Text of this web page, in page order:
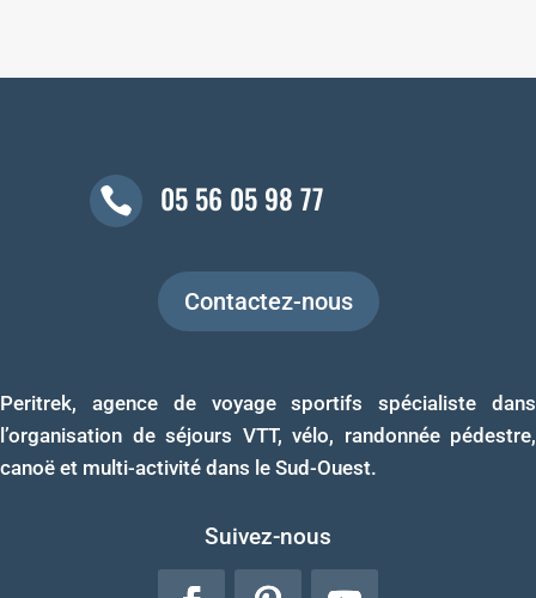
 05 56 05 98 77
Contactez-nous
Peritrek, agence de voyage sportifs spécialiste dans
l’organisation de séjours VTT, vélo, randonnée pédestre,
canoë et multi-activité dans le Sud-Ouest.
Suivez-nous